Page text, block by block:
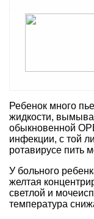
Ребенок много
жидкости,
обыкновенной
инфекции, с той
ротавирусе пить
У больного
желтая
светлой и
температура